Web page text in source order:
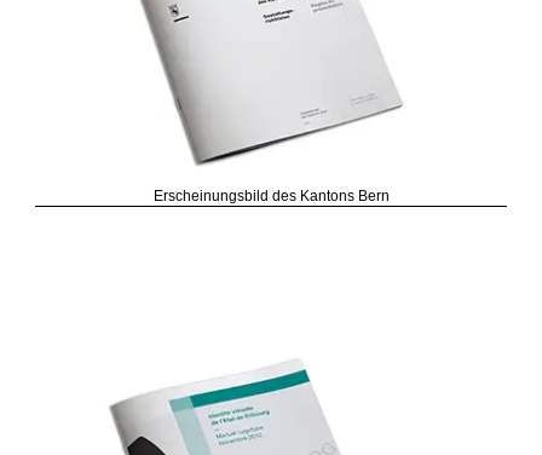
Erscheinungsbild des Kantons Bern